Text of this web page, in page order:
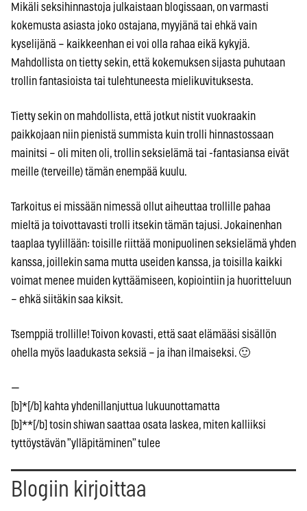
Mikäli seksihinnastoja julkaistaan blogissaan, on varmasti
kokemusta asiasta joko ostajana, myyjänä tai ehkä vain
kyselijänä – kaikkeenhan ei voi olla rahaa eikä kykyjä.
Mahdollista on tietty sekin, että kokemuksen sijasta puhutaan
trollin fantasioista tai tulehtuneesta mielikuvituksesta.
Tietty sekin on mahdollista, että jotkut nistit vuokraakin
paikkojaan niin pienistä summista kuin trolli hinnastossaan
mainitsi – oli miten oli, trollin seksielämä tai -fantasiansa eivät
meille (terveille) tämän enempää kuulu.
Tarkoitus ei missään nimessä ollut aiheuttaa trollille pahaa
mieltä ja toivottavasti trolli itsekin tämän tajusi. Jokainenhan
taaplaa tyylillään: toisille riittää monipuolinen seksielämä yhden
kanssa, joillekin sama mutta useiden kanssa, ja toisilla kaikki
voimat menee muiden kyttäämiseen, kopiointiin ja huoritteluun
– ehkä siitäkin saa kiksit.
Tsemppiä trollille! Toivon kovasti, että saat elämääsi sisällön
ohella myös laadukasta seksiä – ja ihan ilmaiseksi. 🙂
—
[b]*[/b] kahta yhdenillanjuttua lukuunottamatta
[b]**[/b] tosin shiwan saattaa osata laskea, miten kalliiksi
tyttöystävän ”ylläpitäminen” tulee
Blogiin kirjoittaa